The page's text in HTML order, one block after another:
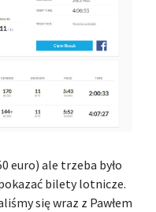
euro) ale trzeba było
bilety lotnicze.
się wraz z Pawłem